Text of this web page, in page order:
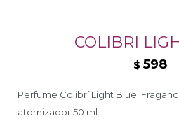
COLIBRI
$ 598
Perfume Colibrí Light Blue.
atomizador 50 ml.